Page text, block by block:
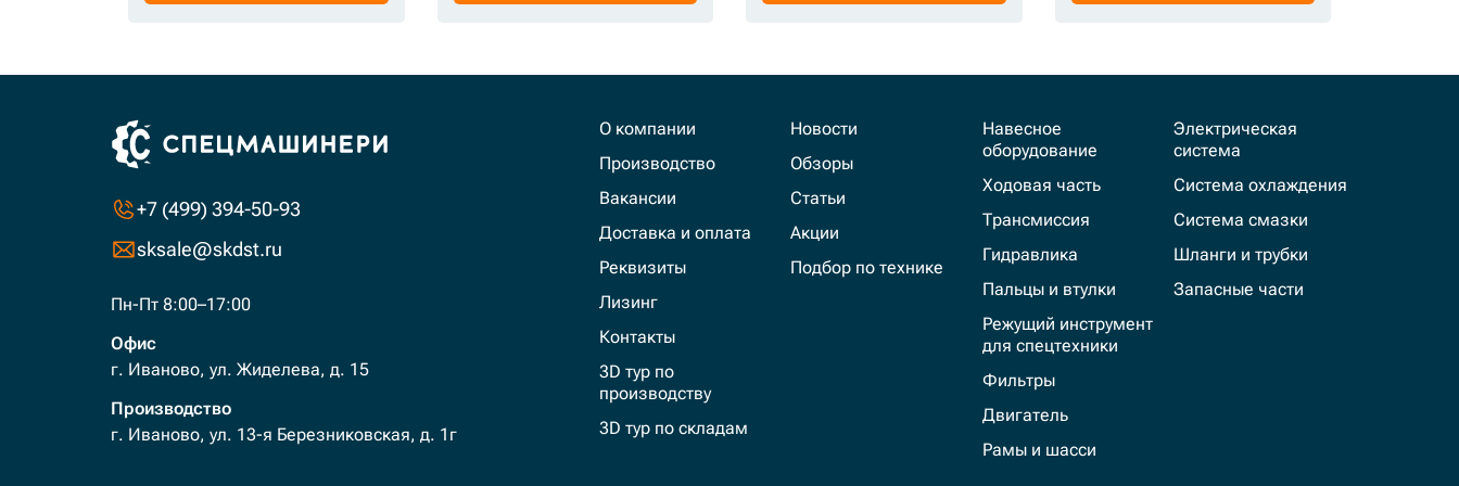
+7 (499) 394-50-93
sksale@skdst.ru
Пн-Пт 8:00–17:00
Офис
г. Иваново, ул. Жиделева, д. 15
Производство
г. Иваново, ул. 13-я Березниковская, д. 1г
О компании
Производство
Вакансии
Доставка и оплата
Реквизиты
Лизинг
Контакты
3D тур по
производству
3D тур по складам
Новости
Обзоры
Статьи
Акции
Подбор по технике
Навесное
оборудование
Ходовая часть
Трансмиссия
Гидравлика
Пальцы и втулки
Режущий инструмент
для спецтехники
Фильтры
Двигатель
Рамы и шасси
Электрическая
система
Система охлаждения
Система смазки
Шланги и трубки
Запасные части